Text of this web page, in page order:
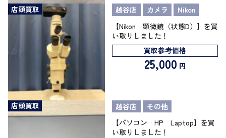
店頭買取 越谷店 カメラ
Nikon
【Nikon 顕微鏡（状態D）】を買
い取りしました！
買取参考価格
25,000 円
店頭買取 越谷店
その他
【パソコン HP Laptop】を買
い取りしました！